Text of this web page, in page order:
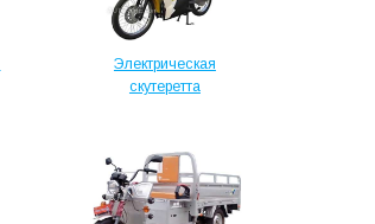
Электрическая
скутеретта